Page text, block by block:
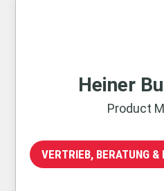
Heiner
Product
VERTRIEB, BERATUNG &